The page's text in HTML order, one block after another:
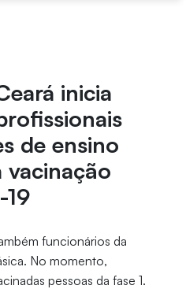
inicia
de ensino
vacinação
funcionários da
No momento,
pessoas da fase 1.